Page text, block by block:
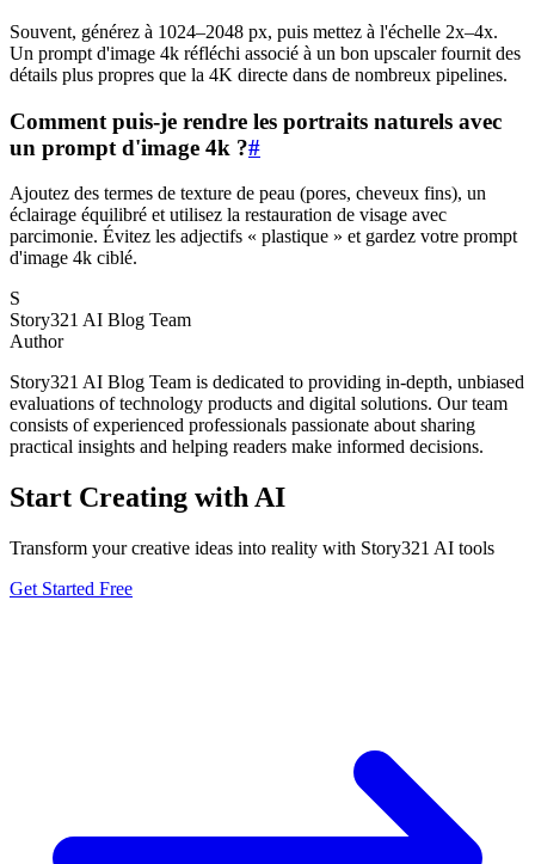
Souvent, générez à 1024–2048 px, puis mettez à l'échelle 2x–4x.
Un prompt d'image 4k réfléchi associé à un bon upscaler fournit des
détails plus propres que la 4K directe dans de nombreux pipelines.
Comment puis-je rendre les portraits naturels avec
un prompt d'image 4k ?#
Ajoutez des termes de texture de peau (pores, cheveux fins), un
éclairage équilibré et utilisez la restauration de visage avec
parcimonie. Évitez les adjectifs « plastique » et gardez votre prompt
d'image 4k ciblé.
S
Story321 AI Blog Team
Author
Story321 AI Blog Team is dedicated to providing in-depth, unbiased
evaluations of technology products and digital solutions. Our team
consists of experienced professionals passionate about sharing
practical insights and helping readers make informed decisions.
Start Creating with AI
Transform your creative ideas into reality with Story321 AI tools
Get Started Free